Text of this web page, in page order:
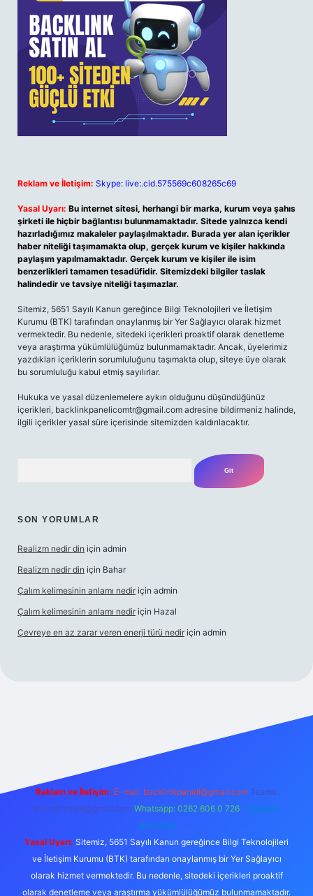
Reklam ve İletişim: Skype: live:.cid.575569c608265c69
Yasal Uyarı: Bu internet sitesi, herhangi bir marka, kurum veya şahıs
şirketi ile hiçbir bağlantısı bulunmamaktadır. Sitede yalnızca kendi
hazırladığımız makaleler paylaşılmaktadır. Burada yer alan içerikler
haber niteliği taşımamakta olup, gerçek kurum ve kişiler hakkında
paylaşım yapılmamaktadır. Gerçek kurum ve kişiler ile isim
benzerlikleri tamamen tesadüfidir. Sitemizdeki bilgiler taslak
halindedir ve tavsiye niteliği taşımazlar.
Sitemiz, 5651 Sayılı Kanun gereğince Bilgi Teknolojileri ve İletişim
Kurumu (BTK) tarafından onaylanmış bir Yer Sağlayıcı olarak hizmet
vermektedir. Bu nedenle, sitedeki içerikleri proaktif olarak denetleme
veya araştırma yükümlülüğümüz bulunmamaktadır. Ancak, üyelerimiz
yazdıkları içeriklerin sorumluluğunu taşımakta olup, siteye üye olarak
bu sorumluluğu kabul etmiş sayılırlar.
Hukuka ve yasal düzenlemelere aykırı olduğunu düşündüğünüz
içerikleri, backlinkpanelicomtr@gmail.com adresine bildirmeniz halinde,
ilgili içerikler yasal süre içerisinde sitemizden kaldırılacaktır.
SON YORUMLAR
Realizm nedir din için admin
Realizm nedir din için Bahar
Çalım kelimesinin anlamı nedir için admin
Çalım kelimesinin anlamı nedir için Hazal
Çevreye en az zarar veren enerji türü nedir için admin
Reklam ve İletişim: E-mail: backlinkpaneli@gmail.com Teams:
forumhizmeti@gmail.com Whatsapp: 0262 606 0 726 Telegram:
@karabul
Yasal Uyarı: Sitemiz, 5651 Sayılı Kanun gereğince Bilgi Teknolojileri
ve İletişim Kurumu (BTK) tarafından onaylanmış bir Yer Sağlayıcı
olarak hizmet vermektedir. Bu nedenle, sitedeki içerikleri proaktif
olarak denetleme veya araştırma yükümlülüğümüz bulunmamaktadır.